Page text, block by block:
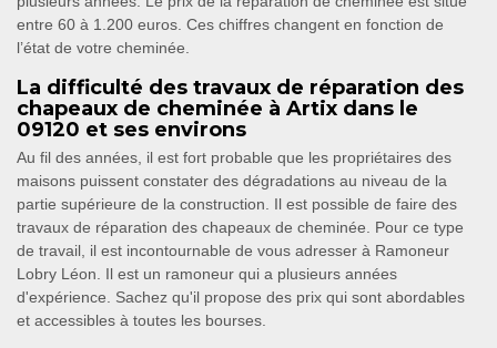
entre 60 à 1.200 euros. Ces chiffres changent en fonction de
l’état de votre cheminée.
La difficulté des travaux de réparation des
chapeaux de cheminée à Artix dans le
09120 et ses environs
Au fil des années, il est fort probable que les propriétaires des
maisons puissent constater des dégradations au niveau de la
partie supérieure de la construction. Il est possible de faire des
travaux de réparation des chapeaux de cheminée. Pour ce type
de travail, il est incontournable de vous adresser à Ramoneur
Lobry Léon. Il est un ramoneur qui a plusieurs années
d'expérience. Sachez qu'il propose des prix qui sont abordables
et accessibles à toutes les bourses.